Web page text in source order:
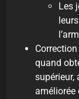
Les
quand
supérieur,
améliorée